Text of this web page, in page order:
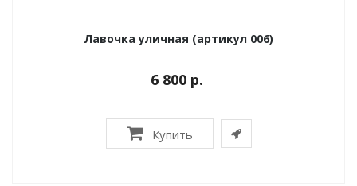
Лавочка уличная (артикул 006)
6 800 р.
Купить